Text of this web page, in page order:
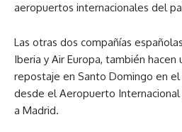
aeropuertos internacionales del
Las otras dos compañías
Iberia y Air Europa, también hacen
repostaje en Santo Domingo en
desde el Aeropuerto Internacional
a Madrid.